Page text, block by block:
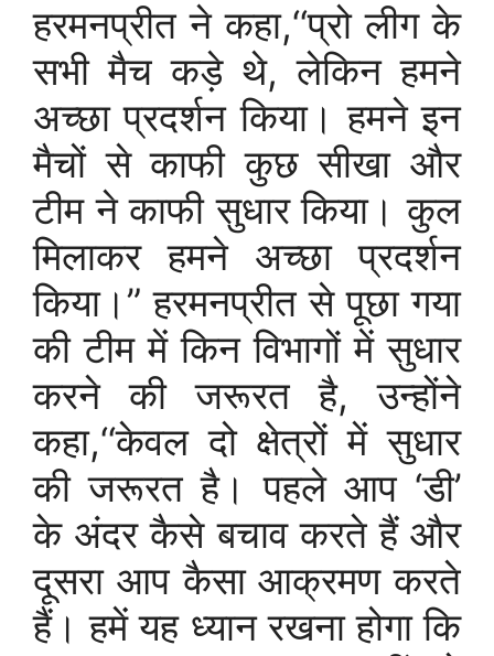
हरमनप्रीत ने कहा,‘‘प्रो लीग के
सभी मैच कड़े थे, लेकिन हमने
अच्छा प्रदर्शन किया। हमने इन
मैचों से काफी कुछ सीखा और
टीम ने काफी सुधार किया। कुल
मिलाकर हमने अच्छा प्रदर्शन
किया।” हरमनप्रीत से पूछा गया
की टीम में किन विभागों में सुधार
करने की जरूरत है, उन्होंने
कहा,‘‘केवल दो क्षेत्रों में सुधार
की जरूरत है। पहले आप ‘डी’
के अंदर कैसे बचाव करते हैं और
दूसरा आप कैसा आक्रमण करते
हैं। हमें यह ध्यान रखना होगा कि